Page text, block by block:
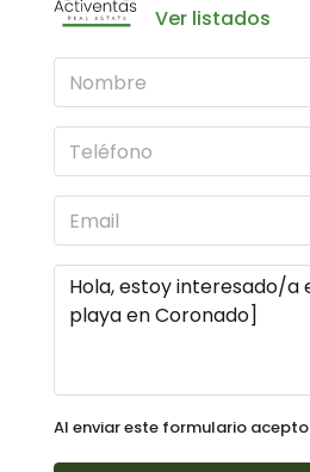
Ver listados
Al enviar este formulario acepto